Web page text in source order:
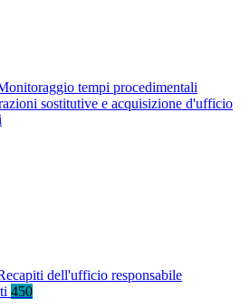
tempi procedimentali
sostitutive e acquisizione d'ufficio
dell'ufficio responsabile
450